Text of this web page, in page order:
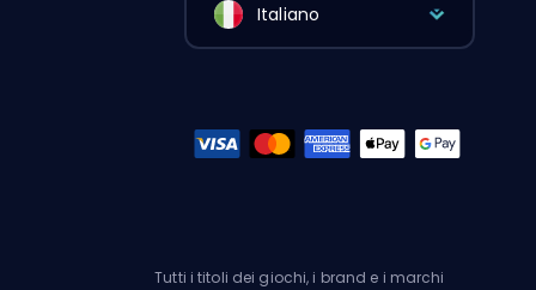
Italiano
Tutti i titoli dei giochi, i brand e i marchi